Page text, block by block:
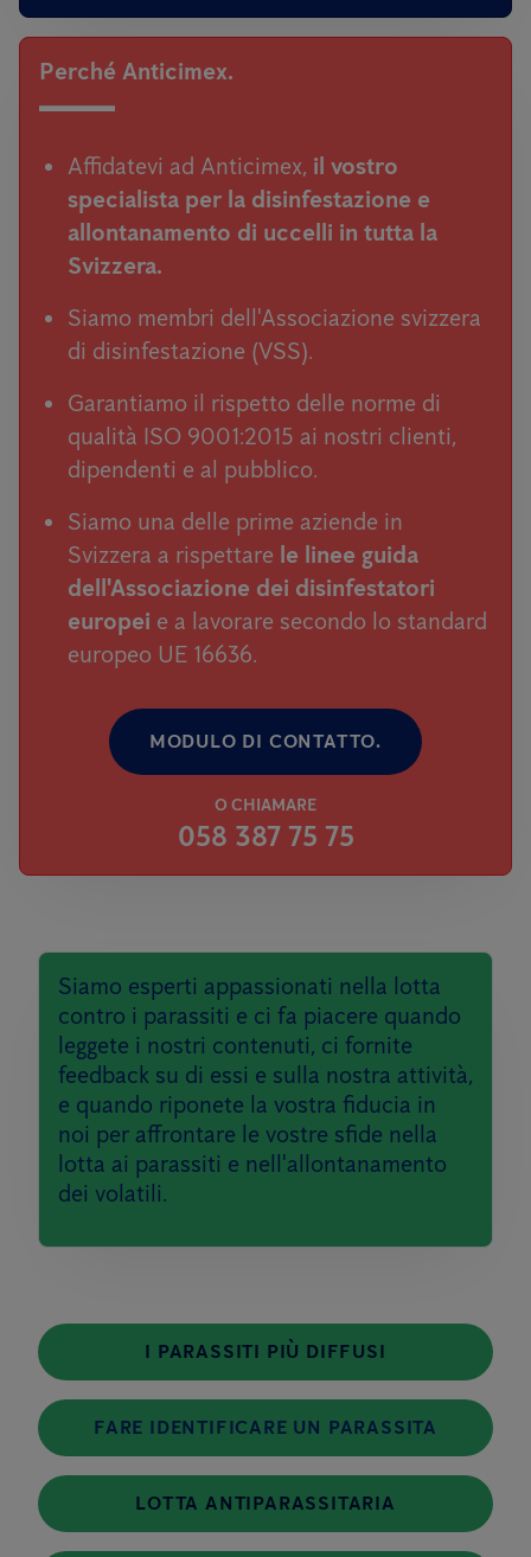
Perché Anticimex.
Affidatevi ad Anticimex, il vostro
specialista per la disinfestazione e
allontanamento di uccelli in tutta la
Svizzera.
Siamo membri dell'Associazione svizzera
di disinfestazione (VSS).
Garantiamo il rispetto delle norme di
qualità ISO 9001:2015 ai nostri clienti,
dipendenti e al pubblico.
Siamo una delle prime aziende in
Svizzera a rispettare le linee guida
dell'Associazione dei disinfestatori
europei e a lavorare secondo lo standard
europeo UE 16636.
MODULO DI CONTATTO.
O CHIAMARE
058 387 75 75
Siamo esperti appassionati nella lotta
contro i parassiti e ci fa piacere quando
leggete i nostri contenuti, ci fornite
feedback su di essi e sulla nostra attività,
e quando riponete la vostra fiducia in
noi per affrontare le vostre sfide nella
lotta ai parassiti e nell'allontanamento
dei volatili.
I PARASSITI PIÙ DIFFUSI
FARE IDENTIFICARE UN PARASSITA
LOTTA ANTIPARASSITARIA